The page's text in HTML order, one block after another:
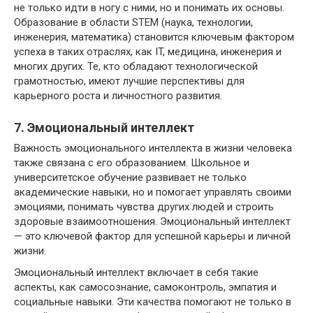
не только идти в ногу с ними, но и понимать их основы.
Образование в области STEM (наука, технологии,
инженерия, математика) становится ключевым фактором
успеха в таких отраслях, как IT, медицина, инженерия и
многих других. Те, кто обладают технологической
грамотностью, имеют лучшие перспективы для
карьерного роста и личностного развития.
7. Эмоциональный интеллект
Важность эмоционального интеллекта в жизни человека
также связана с его образованием. Школьное и
университетское обучение развивает не только
академические навыки, но и помогает управлять своими
эмоциями, понимать чувства других людей и строить
здоровые взаимоотношения. Эмоциональный интеллект
— это ключевой фактор для успешной карьеры и личной
жизни.
Эмоциональный интеллект включает в себя такие
аспекты, как самосознание, самоконтроль, эмпатия и
социальные навыки. Эти качества помогают не только в